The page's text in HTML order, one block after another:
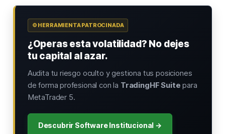
⚙️ HERRAMIENTA PATROCINADA
¿Operas esta volatilidad? No dejes
tu capital al azar.
Audita tu riesgo oculto y gestiona tus posiciones
de forma profesional con la TradingHF Suite para
MetaTrader 5.
Descubrir Software Institucional →